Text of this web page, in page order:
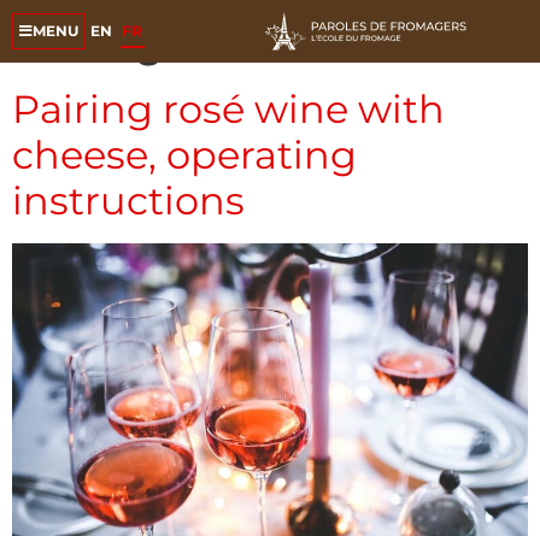
MENU EN FR
Catégorie :Conseils
Pairing rosé wine with
cheese, operating
instructions